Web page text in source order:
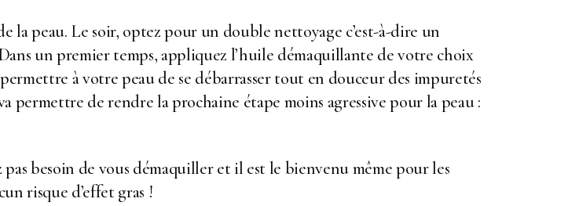
la peau. Le soir, optez pour un double nettoyage c’est-à-dire un
un premier temps, appliquez l’huile démaquillante de votre choix
à votre peau de se débarrasser tout en douceur des impuretés
permettre de rendre la prochaine étape moins agressive pour la peau :
besoin de vous démaquiller et il est le bienvenu même pour les
risque d’effet gras !